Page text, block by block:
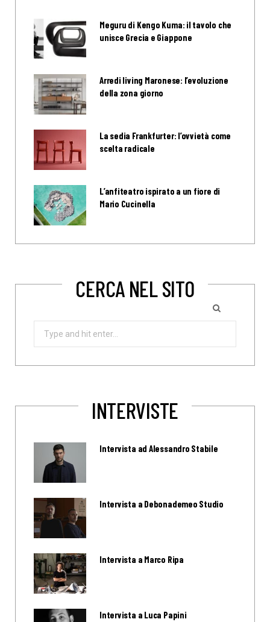
Meguru di Kengo Kuma: il tavolo che
unisce Grecia e Giappone
Arredi living Maronese: l’evoluzione
della zona giorno
La sedia Frankfurter: l’ovvietà come
scelta radicale
L’anfiteatro ispirato a un fiore di
Mario Cucinella
CERCA NEL SITO
Search
INTERVISTE
Intervista ad Alessandro Stabile
Intervista a Debonademeo Studio
Intervista a Marco Ripa
Intervista a Luca Papini